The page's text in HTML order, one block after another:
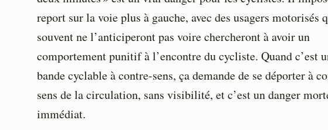
report sur la voie plus à gauche, avec des usagers motorisés
souvent ne l’anticiperont pas voire chercheront à avoir un
comportement punitif à l’encontre du cycliste. Quand c’est
bande cyclable à contre-sens, ça demande de se déporter à
sens de la circulation, sans visibilité, et c’est un danger
immédiat.